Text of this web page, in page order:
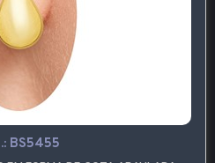
BS5455